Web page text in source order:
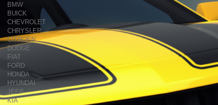
BMW
BUICK
CHEVROLET
CHRYSLER
CITROEN
DODGE
FIAT
FORD
HONDA
HYUNDAI
JEEP
KIA